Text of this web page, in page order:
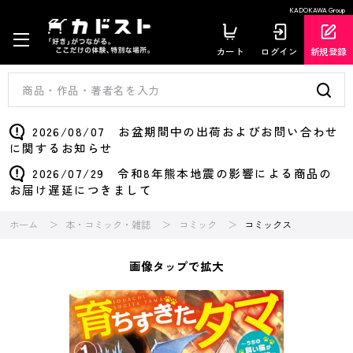
KADOKAWA Group
カート ログイン 新規登録
2026/08/07 お盆期間中の出荷およびお問い合わせ
に関するお知らせ
2026/07/29 令和8年熊本地震の影響による商品の
お届け遅延につきまして
ホーム 本・コミック・雑誌 コミック コミックス
画像タップで拡大